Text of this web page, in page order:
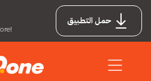
حمل التطبيق